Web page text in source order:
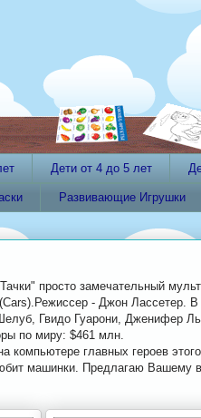
Дети от 4 до 5 лет
Развивающие Игрушки
просто замечательный
- Джон Лассетер.
Гвидо Гуарони, Дженифер
по миру: $461 млн.
компьютере главных героев
машинки. Предлагаю Вашему